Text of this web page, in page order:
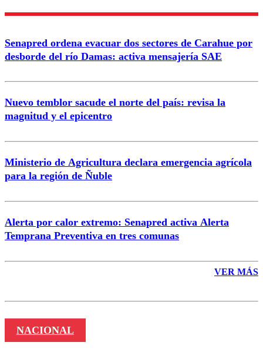
Correo
Senapred ordena evacuar dos sectores de Carahue por
desborde del río Damas: activa mensajería SAE
Nuevo temblor sacude el norte del país: revisa la
magnitud y el epicentro
Ministerio de Agricultura declara emergencia agrícola
para la región de Ñuble
Alerta por calor extremo: Senapred activa Alerta
Temprana Preventiva en tres comunas
VER MÁS
NACIONAL